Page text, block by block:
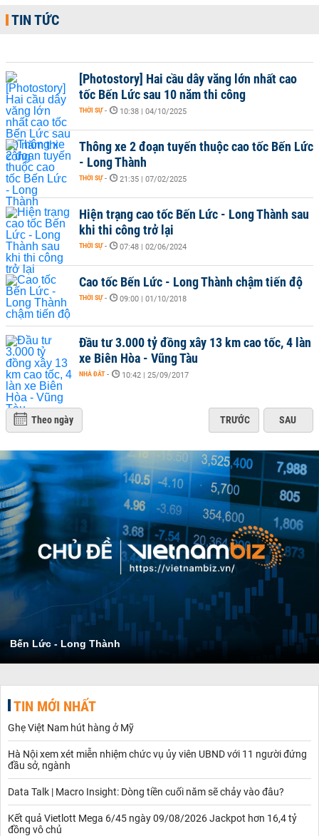
TIN TỨC
[Photostory] Hai cầu dây văng lớn nhất cao
tốc Bến Lức sau 10 năm thi công
THỜI SỰ - 10:38 | 04/10/2025
Thông xe 2 đoạn tuyến thuộc cao tốc Bến Lức
- Long Thành
THỜI SỰ - 21:35 | 07/02/2025
Hiện trạng cao tốc Bến Lức - Long Thành sau
khi thi công trở lại
THỜI SỰ - 07:48 | 02/06/2024
Cao tốc Bến Lức - Long Thành chậm tiến độ
THỜI SỰ - 09:00 | 01/10/2018
Đầu tư 3.000 tỷ đồng xây 13 km cao tốc, 4 làn
xe Biên Hòa - Vũng Tàu
NHÀ ĐẤT - 10:42 | 25/09/2017
Theo ngày TRƯỚC SAU
Bến Lức - Long Thành
TIN MỚI NHẤT
Ghẹ Việt Nam hút hàng ở Mỹ
Hà Nội xem xét miễn nhiệm chức vụ ủy viên UBND với 11 người đứng
đầu sở, ngành
Data Talk | Macro Insight: Dòng tiền cuối năm sẽ chảy vào đâu?
Kết quả Vietlott Mega 6/45 ngày 09/08/2026 Jackpot hơn 16,4 tỷ
đồng vô chủ